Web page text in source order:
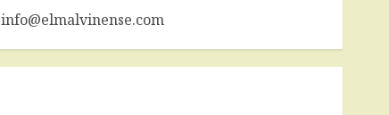
info@elmalvinense.com